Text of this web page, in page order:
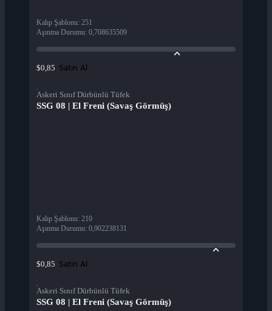
Kalıp Şablonu: 251
Aşınma Durumu: 0,708635509
$0,85 Satın Al
Askeri Sınıf Dürbünlü Tüfek
SSG 08 | El Freni (Savaş Görmüş)
Kalıp Şablonu: 210
Aşınma Durumu: 0,902238131
$0,85 Satın Al
Askeri Sınıf Dürbünlü Tüfek
SSG 08 | El Freni (Savaş Görmüş)